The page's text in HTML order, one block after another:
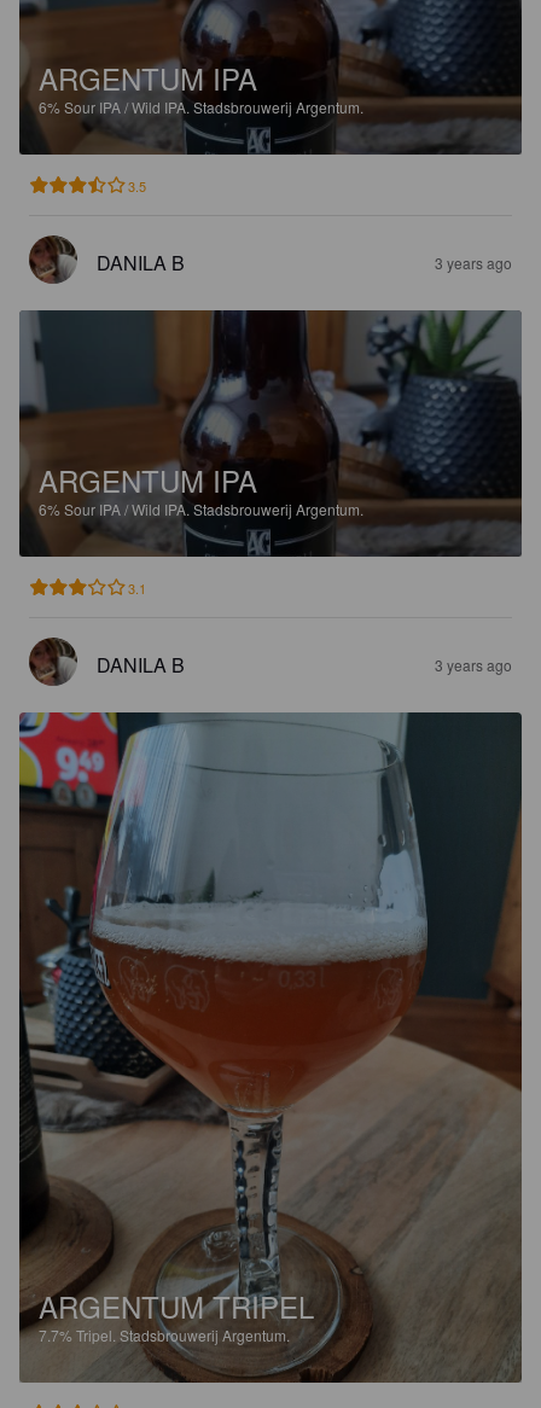
ARGENTUM IPA
6% Sour IPA / Wild IPA. Stadsbrouwerij Argentum.
3.5
DANILA B 3 years ago
ARGENTUM IPA
6% Sour IPA / Wild IPA. Stadsbrouwerij Argentum.
3.1
DANILA B 3 years ago
ARGENTUM TRIPEL
7.7% Tripel. Stadsbrouwerij Argentum.